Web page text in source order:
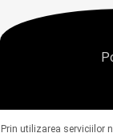
Copyright © 2021 -
Prin utilizarea serviciilor